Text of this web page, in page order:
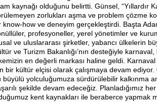
kaynağı olduğunu belirtti. Günsel, “Yıllardır
zorlukları aşma ve problem çözme
know-how ve deneyim gerçekleştirdi. Başta
profesyoneller, yerel yönetimler ve
ve uluslararası şirketler, yabancı ülkelerin
ve Turizm Bakanlığı’nın desteğiyle
en değerli markası haline geldi.
bir kültür elçisi olarak çalışmaya devam ediyor.
büyülü yolculuğumuza sürdürülebilir kalkınma
şekilde devam edeceğiz. Planladığımız
kent kaynakları ile beraberce yapmak